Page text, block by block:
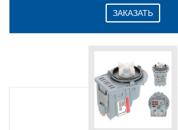
ЗАКАЗАТЬ